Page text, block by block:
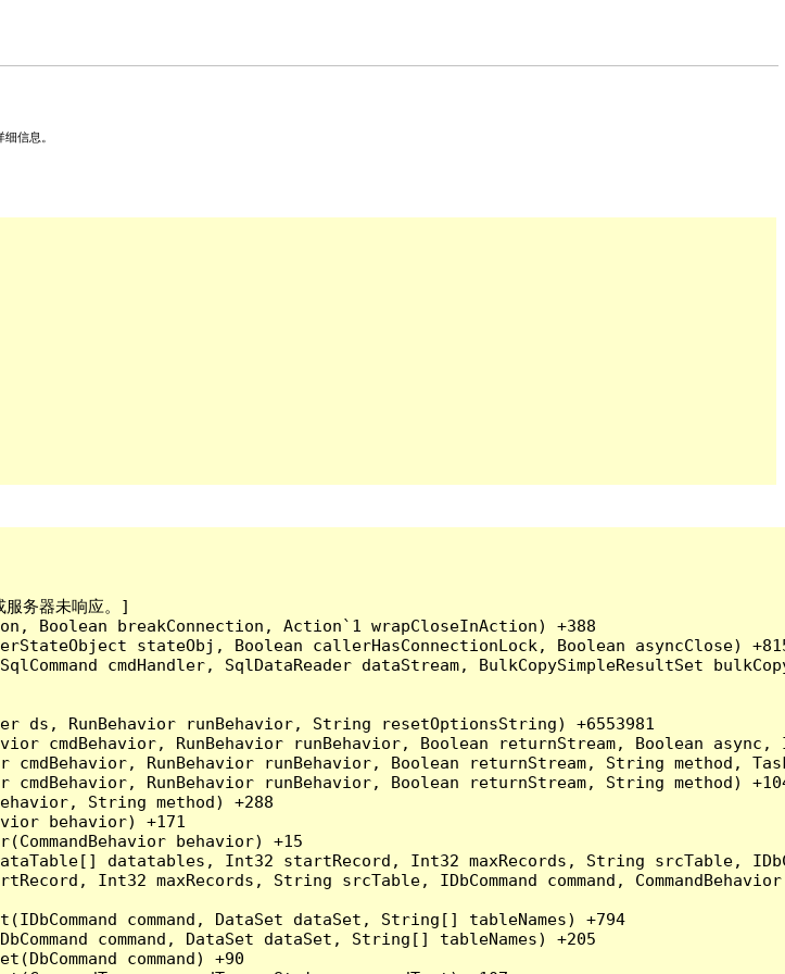
信息。
务器未响应。]
Boolean breakConnection, Action`1 wrapCloseInAction) +388
stateObj, Boolean callerHasConnectionLock, Boolean asyncClose)
cmdHandler, SqlDataReader dataStream, BulkCopySimpleResultSet
ds, RunBehavior runBehavior, String resetOptionsString) +6553981
cmdBehavior, RunBehavior runBehavior, Boolean returnStream, Boolean
cmdBehavior, RunBehavior runBehavior, Boolean returnStream, String method,
cmdBehavior, RunBehavior runBehavior, Boolean returnStream, String method)
String method) +288
behavior) +171
behavior) +15
datatables, Int32 startRecord, Int32 maxRecords, String srcTable,
Int32 maxRecords, String srcTable, IDbCommand command,
command, DataSet dataSet, String[] tableNames) +794
command, DataSet dataSet, String[] tableNames) +205
command) +90